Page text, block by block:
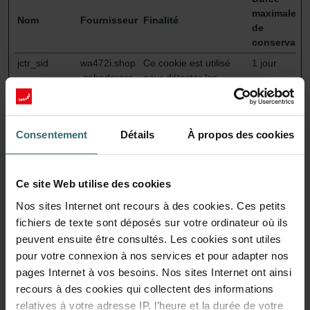
Consentement Détails À propos des cookies
Ce site Web utilise des cookies
Nos sites Internet ont recours à des cookies. Ces petits
fichiers de texte sont déposés sur votre ordinateur où ils
peuvent ensuite être consultés. Les cookies sont utiles
pour votre connexion à nos services et pour adapter nos
pages Internet à vos besoins. Nos sites Internet ont ainsi
recours à des cookies qui collectent des informations
relatives à votre adresse IP, l’heure et la durée de votre
Nom Fournisseur Finalité
maximale
de
jctr_sid
wa472i.shop
.zehndergro
Ce cookie est utilisé
pour détecter les
erreurs sur le site ; ces
technique du site pour
sur le site.
1 jour
jentis.consen
wa472i.shop
up.com
Détermine si
la boîte de
consentement du
cookie.
Persistan
jentis.core.tr
acker.rawdat
.zehndergro
t